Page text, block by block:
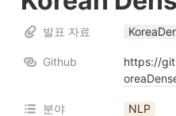
발표 자료
Github
https://
분야 NLP